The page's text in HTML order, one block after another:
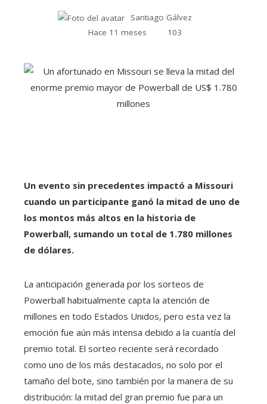
Santiago Gálvez
Hace 11 meses
103
Un evento sin precedentes impactó a Missouri
cuando un participante ganó la mitad de uno de
los montos más altos en la historia de
Powerball, sumando un total de 1.780 millones
de dólares.
La anticipación generada por los sorteos de
Powerball habitualmente capta la atención de
millones en todo Estados Unidos, pero esta vez la
emoción fue aún más intensa debido a la cuantía del
premio total. El sorteo reciente será recordado
como uno de los más destacados, no solo por el
tamaño del bote, sino también por la manera de su
distribución: la mitad del gran premio fue para un